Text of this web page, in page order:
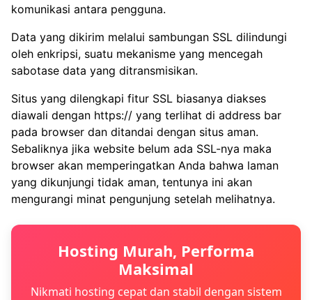
komunikasi antara pengguna.
Data yang dikirim melalui sambungan SSL dilindungi
oleh enkripsi, suatu mekanisme yang mencegah
sabotase data yang ditransmisikan.
Situs yang dilengkapi fitur SSL biasanya diakses
diawali dengan https:// yang terlihat di address bar
pada browser dan ditandai dengan situs aman.
Sebaliknya jika website belum ada SSL-nya maka
browser akan memperingatkan Anda bahwa laman
yang dikunjungi tidak aman, tentunya ini akan
mengurangi minat pengunjung setelah melihatnya.
Hosting Murah, Performa
Maksimal
Nikmati hosting cepat dan stabil dengan sistem